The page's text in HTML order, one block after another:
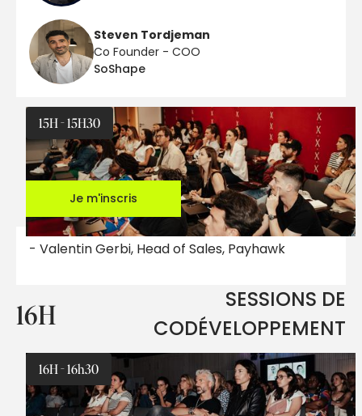
Steven Tordjeman
Co Founder - COO
SoShape
15H - 15H30
Je m'inscris
- Valentin Gerbi, Head of Sales, Payhawk
16H
SESSIONS DE
CODÉVELOPPEMENT
16H - 16h30